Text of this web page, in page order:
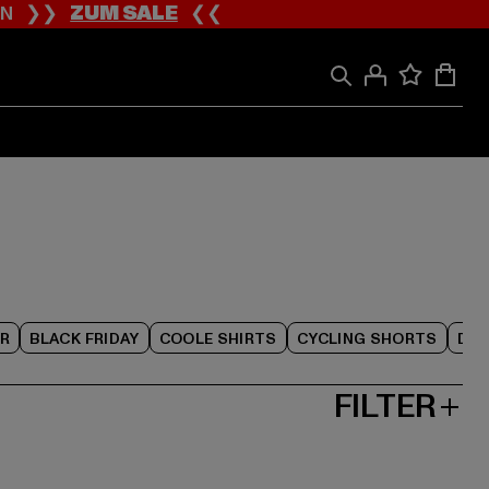
❯❯ZUM SALE❮❮
BLACK FRIDAY COOLE SHIRTS CYCLING SHORTS
FILTER